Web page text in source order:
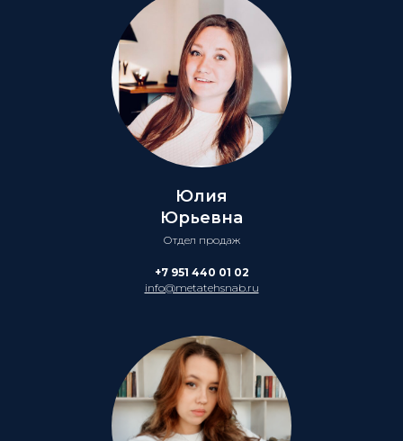
Юлия
Юрьевна
Отдел продаж
+7 951 440 01 02
info@metatehsnab.ru